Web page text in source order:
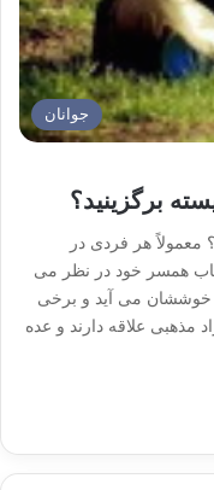
جوانان
برگزینید؟
معمولاً هر فردی در
همسر خود در نظر می
خوششان می آید و برخی
مذهبی علاقه دارند و عده